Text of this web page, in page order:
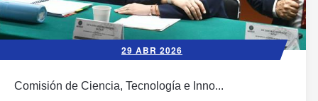
29 ABR 2026
Comisión de Ciencia, Tecnología e Inno...